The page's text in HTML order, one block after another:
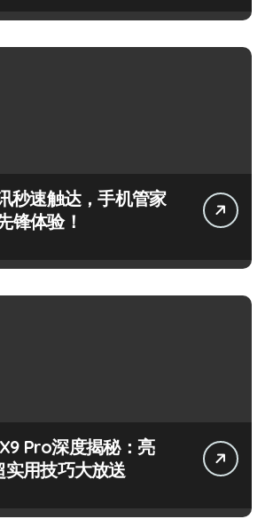
秒速触达，手机管家
锋体验！
Pro深度揭秘：亮
实用技巧大放送